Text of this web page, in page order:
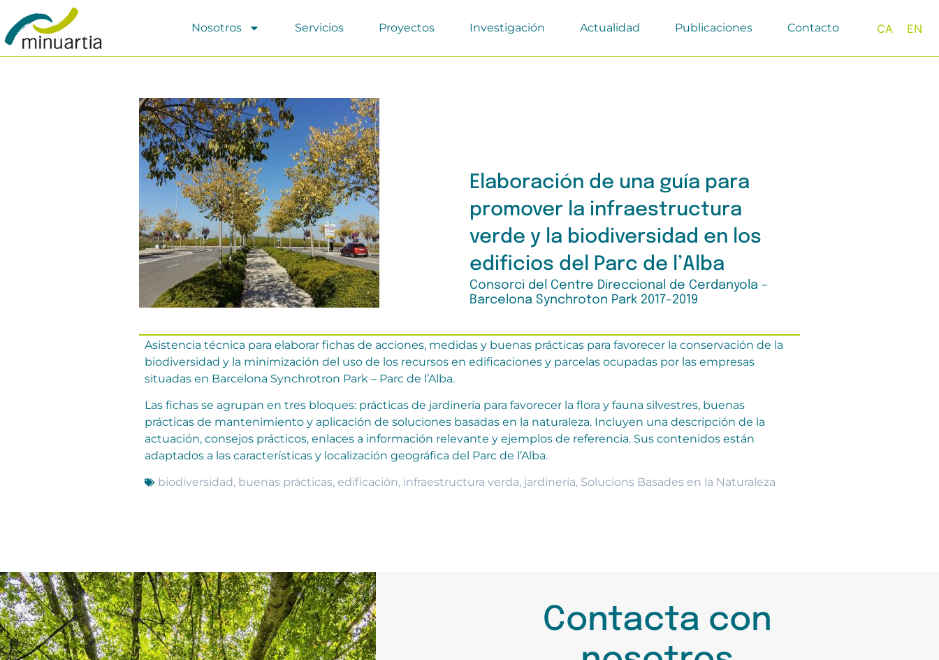
Nosotros Servicios Proyectos Investigación Actualidad Publicaciones Contacto CA EN
Elaboración de una guía para
promover la infraestructura
verde y la biodiversidad en los
edificios del Parc de l’Alba
Consorci del Centre Direccional de Cerdanyola –
Barcelona Synchroton Park 2017-2019
Asistencia técnica para elaborar fichas de acciones, medidas y buenas prácticas para favorecer la conservación de la
biodiversidad y la minimización del uso de los recursos en edificaciones y parcelas ocupadas por las empresas
situadas en Barcelona Synchrotron Park – Parc de l’Alba.
Las fichas se agrupan en tres bloques: prácticas de jardinería para favorecer la flora y fauna silvestres, buenas
prácticas de mantenimiento y aplicación de soluciones basadas en la naturaleza. Incluyen una descripción de la
actuación, consejos prácticos, enlaces a información relevante y ejemplos de referencia. Sus contenidos están
adaptados a las características y localización geográfica del Parc de l’Alba.
biodiversidad, buenas prácticas, edificación, infraestructura verda, jardinería, Solucions Basades en la Naturaleza
Contacta con